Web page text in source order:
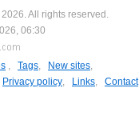
All rights reserved.
06:30
, Tags, New sites,
Privacy policy, Links, Contact